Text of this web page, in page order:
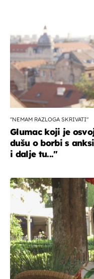
"NEMAM RAZLOGA SKRIVATI"
Glumac koji je
dušu o borbi s
i dalje tu..."